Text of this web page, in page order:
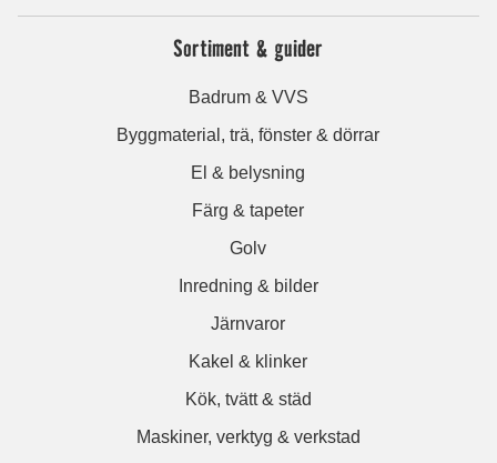
Sortiment & guider
Badrum & VVS
Byggmaterial, trä, fönster & dörrar
El & belysning
Färg & tapeter
Golv
Inredning & bilder
Järnvaror
Kakel & klinker
Kök, tvätt & städ
Maskiner, verktyg & verkstad